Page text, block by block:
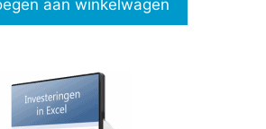
aan winkelwagen